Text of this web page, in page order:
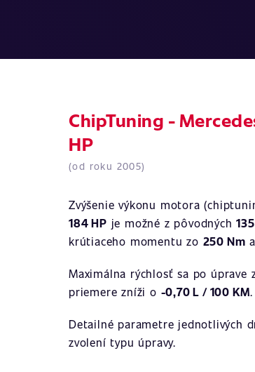
ChipTuning -
HP
(od roku 2005)
Zvýšenie výkonu motora
184 HP je možné z pôvodných
krútiaceho momentu zo 250 Nm
Maximálna rýchlosť sa po úprave
priemere zníži o -0,70 L / 100 KM.
Detailné parametre jednotlivých
zvolení typu úpravy.